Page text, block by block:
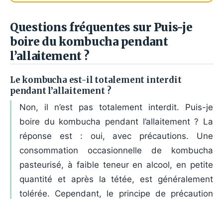
Questions fréquentes sur Puis-je
boire du kombucha pendant
l’allaitement ?
Le kombucha est-il totalement interdit
pendant l’allaitement ?
Non, il n’est pas totalement interdit. Puis-je
boire du kombucha pendant l’allaitement ? La
réponse est : oui, avec précautions. Une
consommation occasionnelle de kombucha
pasteurisé, à faible teneur en alcool, en petite
quantité et après la tétée, est généralement
tolérée. Cependant, le principe de précaution